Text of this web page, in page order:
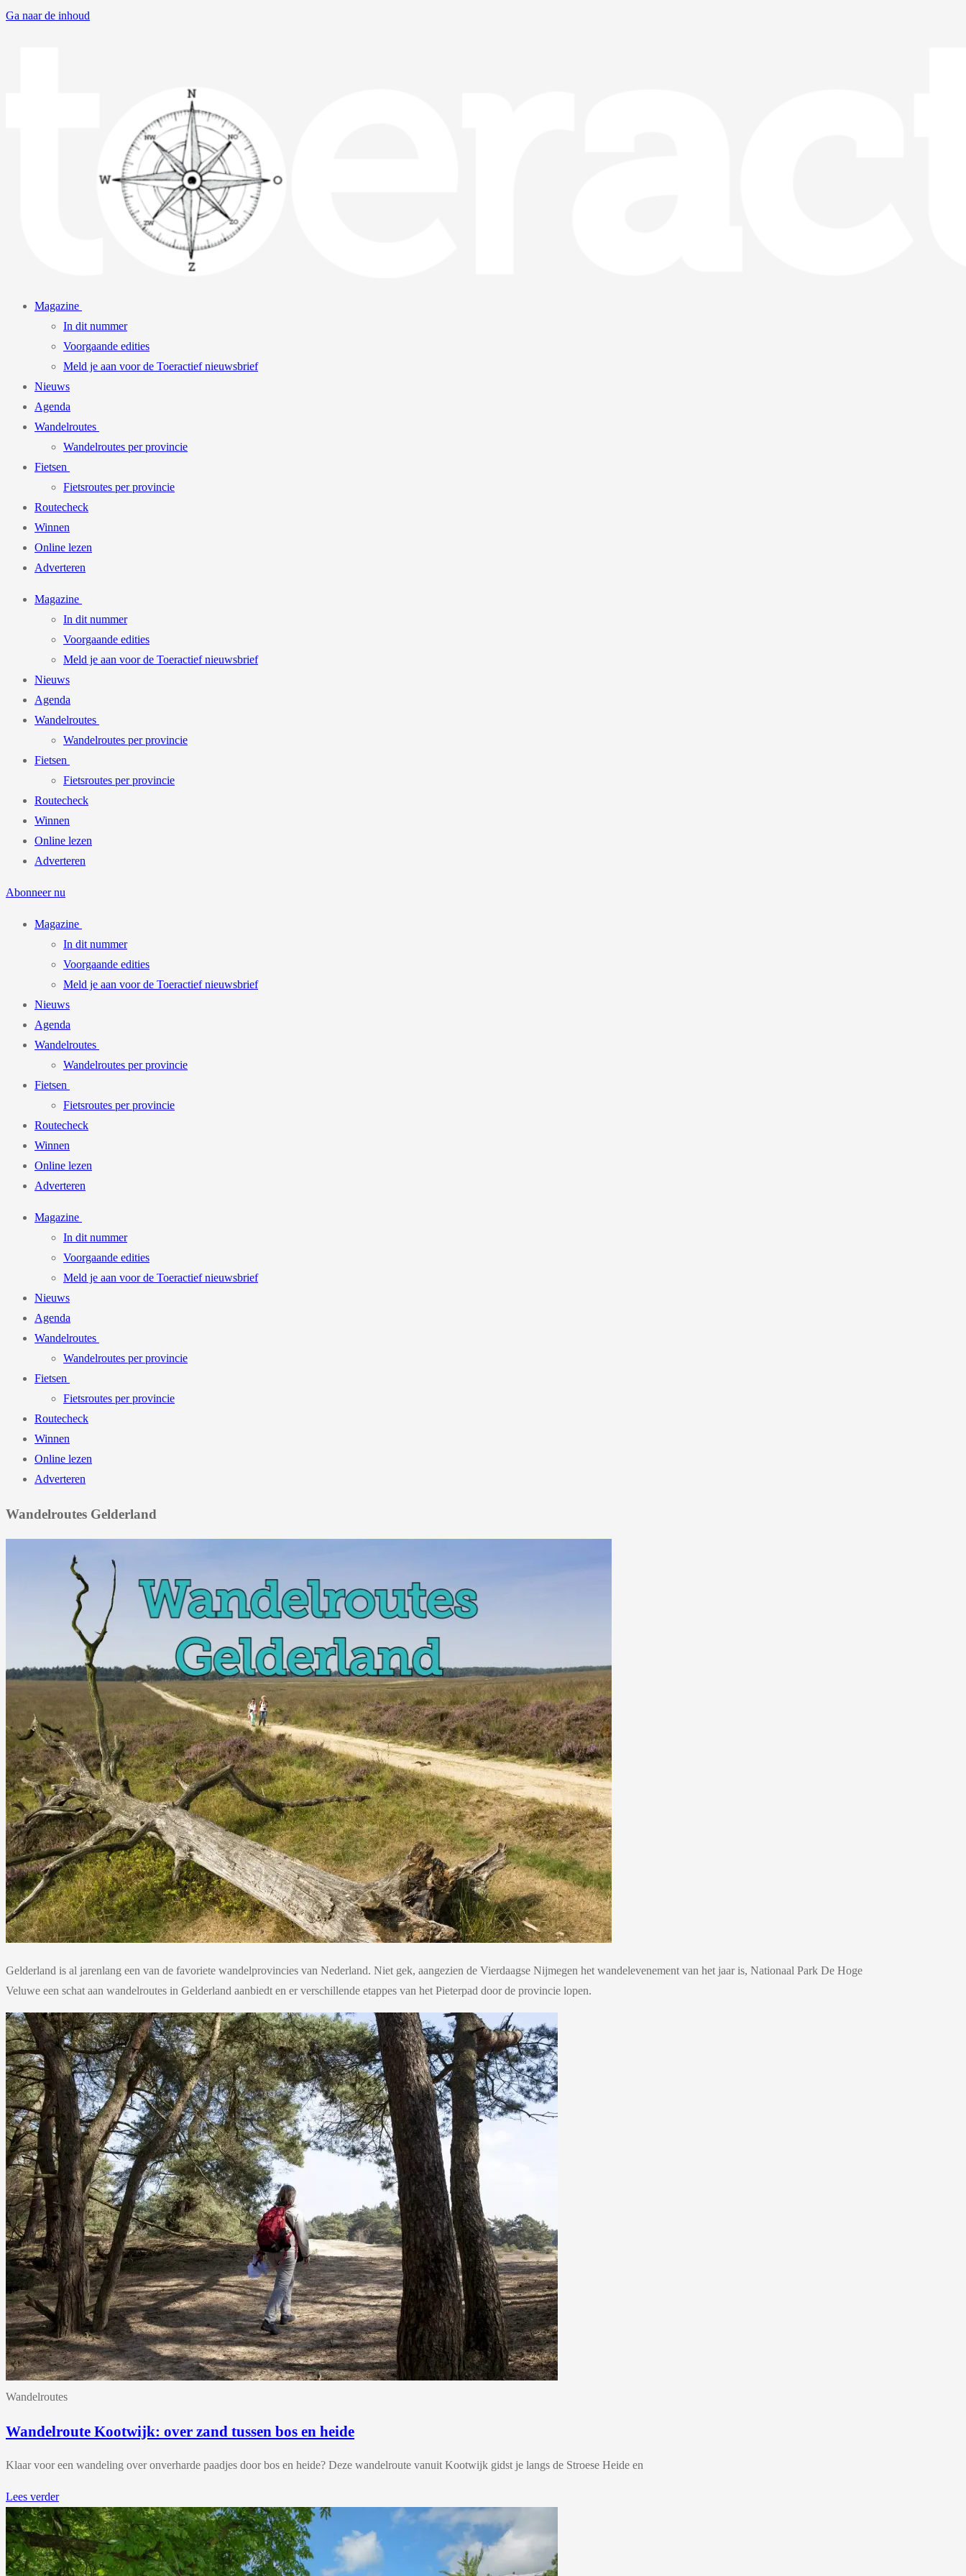
Ga naar de inhoud
Magazine
In dit nummer
Voorgaande edities
Meld je aan voor de Toeractief nieuwsbrief
Nieuws
Agenda
Wandelroutes
Wandelroutes per provincie
Fietsen
Fietsroutes per provincie
Routecheck
Winnen
Online lezen
Adverteren
Magazine
In dit nummer
Voorgaande edities
Meld je aan voor de Toeractief nieuwsbrief
Nieuws
Agenda
Wandelroutes
Wandelroutes per provincie
Fietsen
Fietsroutes per provincie
Routecheck
Winnen
Online lezen
Adverteren
Abonneer nu
Magazine
In dit nummer
Voorgaande edities
Meld je aan voor de Toeractief nieuwsbrief
Nieuws
Agenda
Wandelroutes
Wandelroutes per provincie
Fietsen
Fietsroutes per provincie
Routecheck
Winnen
Online lezen
Adverteren
Magazine
In dit nummer
Voorgaande edities
Meld je aan voor de Toeractief nieuwsbrief
Nieuws
Agenda
Wandelroutes
Wandelroutes per provincie
Fietsen
Fietsroutes per provincie
Routecheck
Winnen
Online lezen
Adverteren
Wandelroutes Gelderland
Gelderland is al jarenlang een van de favoriete wandelprovincies van Nederland. Niet gek, aangezien de Vierdaagse Nijmegen het wandelevenement van het jaar is, Nationaal Park De Hoge
Veluwe een schat aan wandelroutes in Gelderland aanbiedt en er verschillende etappes van het Pieterpad door de provincie lopen.
Wandelroutes
Wandelroute Kootwijk: over zand tussen bos en heide
Klaar voor een wandeling over onverharde paadjes door bos en heide? Deze wandelroute vanuit Kootwijk gidst je langs de Stroese Heide en
Lees verder